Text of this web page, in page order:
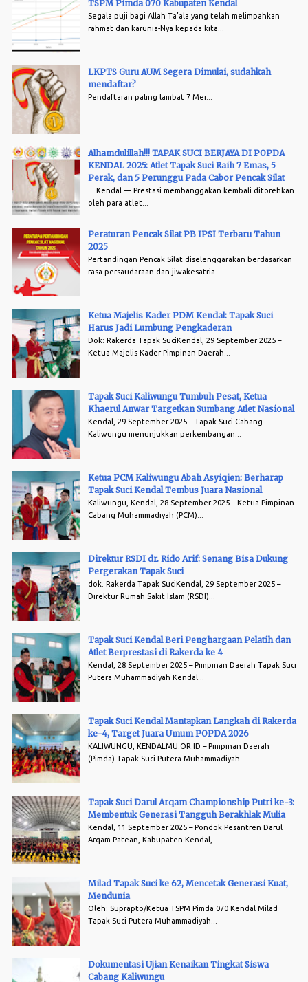
TSPM Pimda 070 Kabupaten Kendal
Segala puji bagi Allah Ta’ala yang telah melimpahkan
rahmat dan karunia-Nya kepada kita...
LKPTS Guru AUM Segera Dimulai, sudahkah
mendaftar?
Pendaftaran paling lambat 7 Mei...
Alhamdulillah!!! TAPAK SUCI BERJAYA DI POPDA
KENDAL 2025: Atlet Tapak Suci Raih 7 Emas, 5
Perak, dan 5 Perunggu Pada Cabor Pencak Silat
Kendal — Prestasi membanggakan kembali ditorehkan
oleh para atlet...
Peraturan Pencak Silat PB IPSI Terbaru Tahun
2025
Pertandingan Pencak Silat diselenggarakan berdasarkan
rasa persaudaraan dan jiwakesatria...
Ketua Majelis Kader PDM Kendal: Tapak Suci
Harus Jadi Lumbung Pengkaderan
Dok: Rakerda Tapak SuciKendal, 29 September 2025 –
Ketua Majelis Kader Pimpinan Daerah...
Tapak Suci Kaliwungu Tumbuh Pesat, Ketua
Khaerul Anwar Targetkan Sumbang Atlet Nasional
Kendal, 29 September 2025 – Tapak Suci Cabang
Kaliwungu menunjukkan perkembangan...
Ketua PCM Kaliwungu Abah Asyiqien: Berharap
Tapak Suci Kendal Tembus Juara Nasional
Kaliwungu, Kendal, 28 September 2025 – Ketua Pimpinan
Cabang Muhammadiyah (PCM)...
Direktur RSDI dr. Rido Arif: Senang Bisa Dukung
Pergerakan Tapak Suci
dok. Rakerda Tapak SuciKendal, 29 September 2025 –
Direktur Rumah Sakit Islam (RSDI)...
Tapak Suci Kendal Beri Penghargaan Pelatih dan
Atlet Berprestasi di Rakerda ke 4
Kendal, 28 September 2025 – Pimpinan Daerah Tapak Suci
Putera Muhammadiyah Kendal...
Tapak Suci Kendal Mantapkan Langkah di Rakerda
ke-4, Target Juara Umum POPDA 2026
KALIWUNGU, KENDALMU.OR.ID – Pimpinan Daerah
(Pimda) Tapak Suci Putera Muhammadiyah...
Tapak Suci Darul Arqam Championship Putri ke-3:
Membentuk Generasi Tangguh Berakhlak Mulia
Kendal, 11 September 2025 – Pondok Pesantren Darul
Arqam Patean, Kabupaten Kendal,...
Milad Tapak Suci ke 62, Mencetak Generasi Kuat,
Mendunia
Oleh: Suprapto/Ketua TSPM Pimda 070 Kendal Milad
Tapak Suci Putera Muhammadiyah...
Dokumentasi Ujian Kenaikan Tingkat Siswa
Cabang Kaliwungu